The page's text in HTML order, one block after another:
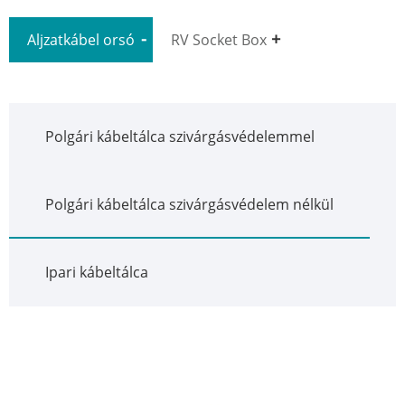
Aljzatkábel orsó RV Socket Box
Polgári kábeltálca szivárgásvédelemmel
Polgári kábeltálca szivárgásvédelem nélkül
Ipari kábeltálca